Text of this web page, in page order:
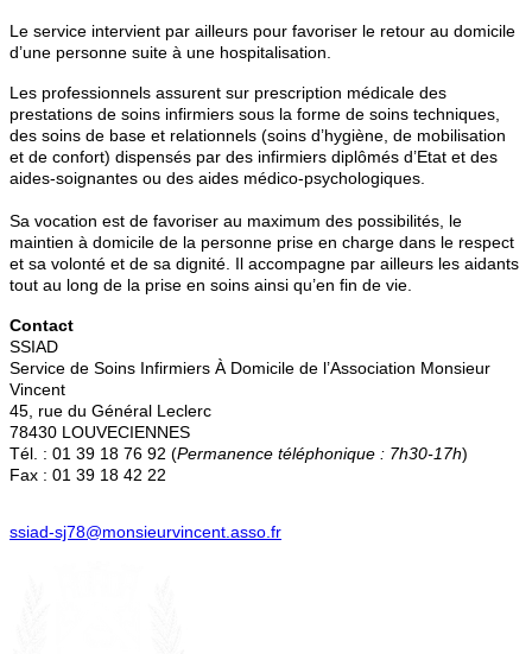
Le service intervient par ailleurs pour favoriser le retour au domicile
d’une personne suite à une hospitalisation.
Les professionnels assurent sur prescription médicale des
prestations de soins infirmiers sous la forme de soins techniques,
des soins de base et relationnels (soins d’hygiène, de mobilisation
et de confort) dispensés par des infirmiers diplômés d’Etat et des
aides-soignantes ou des aides médico-psychologiques.
Sa vocation est de favoriser au maximum des possibilités, le
maintien à domicile de la personne prise en charge dans le respect
et sa volonté et de sa dignité. Il accompagne par ailleurs les aidants
tout au long de la prise en soins ainsi qu’en fin de vie.
Contact
SSIAD
Service de Soins Infirmiers À Domicile de l’Association Monsieur
Vincent
45, rue du Général Leclerc
78430 LOUVECIENNES
Tél. : 01 39 18 76 92 (Permanence téléphonique : 7h30-17h)
Fax : 01 39 18 42 22
ssiad-sj78@monsieurvincent.asso.fr